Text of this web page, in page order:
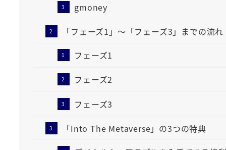
gmoney
「フェーズ1」～「フェーズ3」までの流れ
フェーズ1
フェーズ2
フェーズ3
「Into The Metaverse」の3つの特典